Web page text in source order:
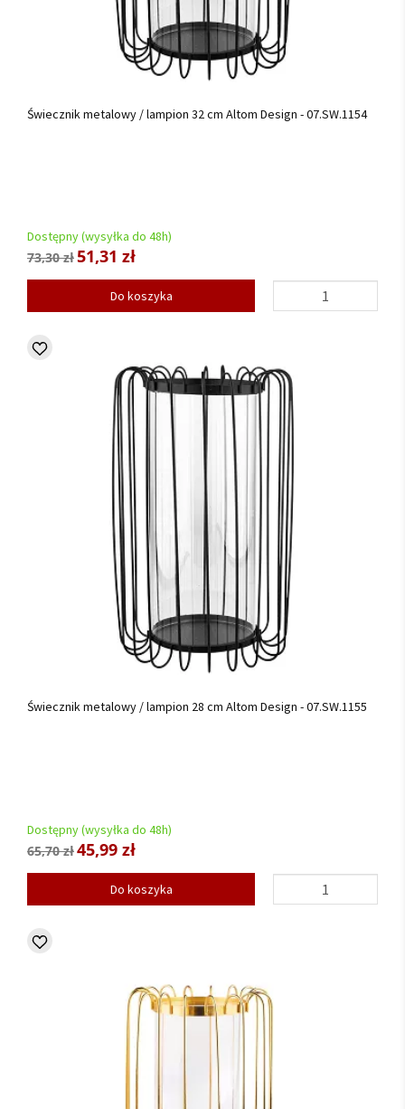
Świecznik metalowy / lampion 32 cm Altom Design - 07.SW.1154
Dostępny (wysyłka do 48h)
73,30 zł51,31 zł
Do koszyka
Świecznik metalowy / lampion 28 cm Altom Design - 07.SW.1155
Dostępny (wysyłka do 48h)
65,70 zł45,99 zł
Do koszyka